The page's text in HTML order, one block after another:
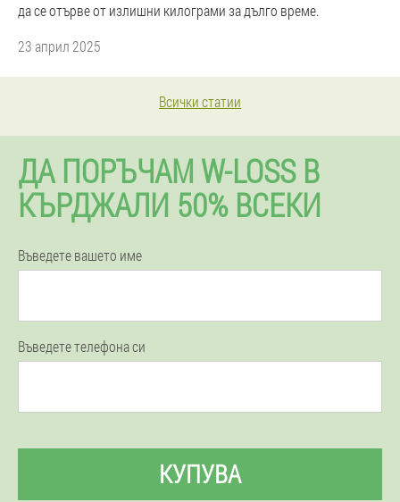
да се отърве от излишни килограми за дълго време.
23 април 2025
Всички статии
ДА ПОРЪЧАМ W-LOSS В
КЪРДЖАЛИ 50% ВСЕКИ
Въведете вашето име
Въведете телефона си
КУПУВА